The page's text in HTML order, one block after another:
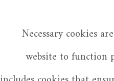
Necessary cookies
website to function